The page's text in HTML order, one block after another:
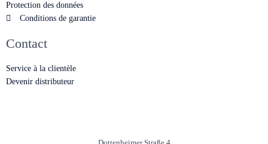
Protection des données
Conditions de garantie
Contact
Service à la clientèle
Devenir distributeur